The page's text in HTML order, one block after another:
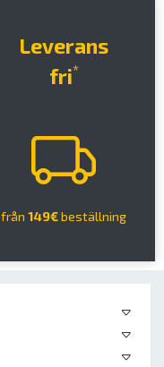
Leverans
fri*
från 149€beställning